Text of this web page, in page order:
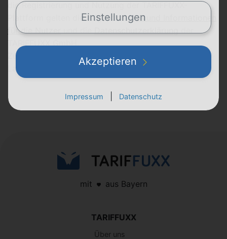
die Registrierung und Nutzung der TARIFFUXX-
Plattform gelten die folgendenAGB und Informationen
für die Nutzer
Zur Verfügung stehende Zahlungsmittel: SEPA-
Lastschrift
mit aus Bayern
TARIFFUXX
Über uns
Einstellungen
Akzeptieren
Impressum Datenschutz